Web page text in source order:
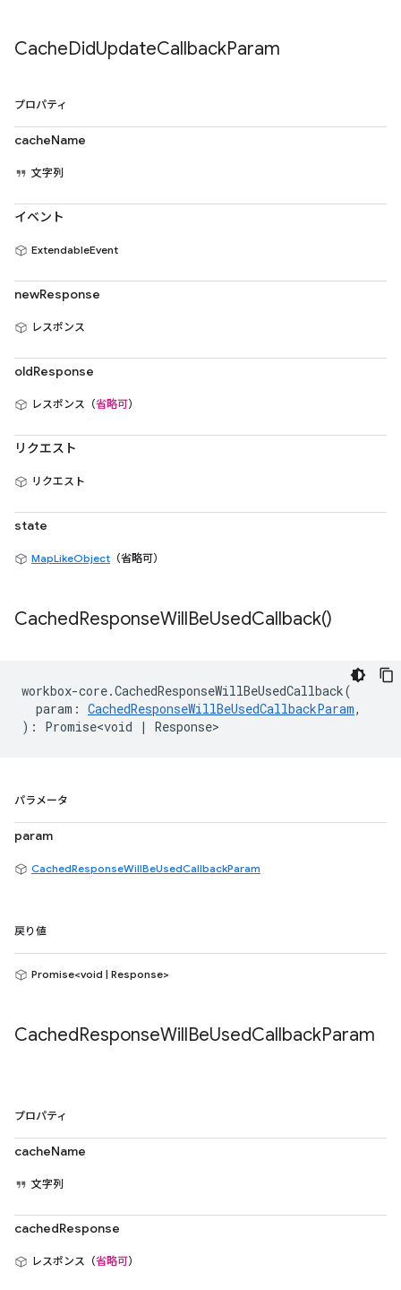
CacheDidUpdateCallbackParam
プロパティ
cacheName
文字列
イベント
ExtendableEvent
newResponse
レスポンス
oldResponse
レスポンス（省略可）
リクエスト
リクエスト
state
MapLikeObject （省略可）
CachedResponseWillBeUsedCallback()
workbox-core.CachedResponseWillBeUsedCallback(
param : CachedResponseWillBeUsedCallbackParam,
) : Promise<void | Response>
パラメータ
param
CachedResponseWillBeUsedCallbackParam
戻り値
Promise<void | Response>
CachedResponseWillBeUsedCallbackParam
プロパティ
cacheName
文字列
cachedResponse
レスポンス（省略可）